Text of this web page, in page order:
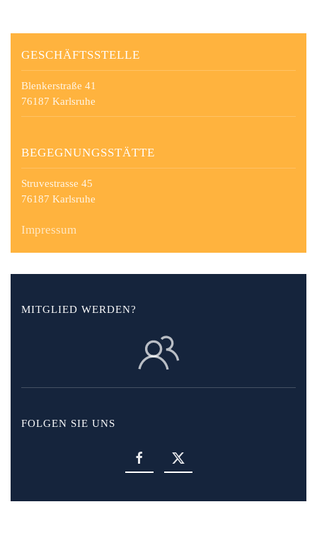
GESCHÄFTSSTELLE
Blenkerstraße 41
76187 Karlsruhe
BEGEGNUNGSSTÄTTE
Struvestrasse 45
76187 Karlsruhe
Impressum
MITGLIED WERDEN?
FOLGEN SIE UNS